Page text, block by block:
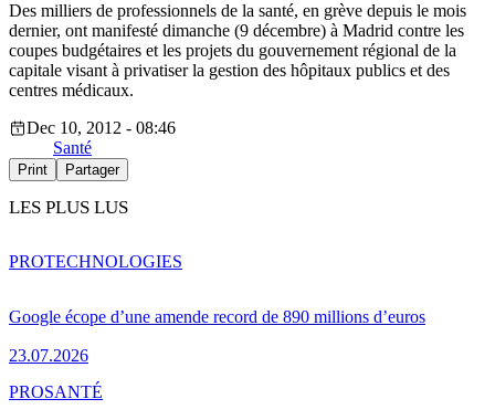
Des milliers de professionnels de la santé, en grève depuis le mois
dernier, ont manifesté dimanche (9 décembre) à Madrid contre les
coupes budgétaires et les projets du gouvernement régional de la
capitale visant à privatiser la gestion des hôpitaux publics et des
centres médicaux.
Dec 10, 2012 - 08:46
Santé
Print Partager
LES PLUS LUS
Google écope d’une amende record de 890 millions d’euros
23.07.2026
PROTECHNOLOGIES
PROSANTÉ